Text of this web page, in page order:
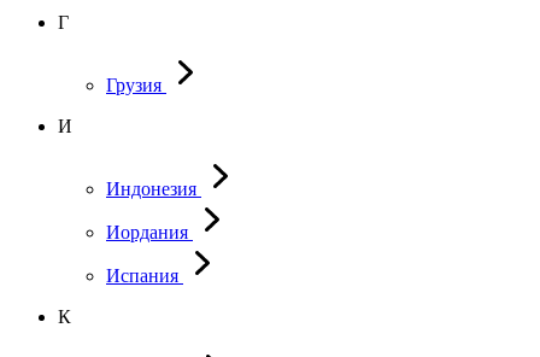
Г
Грузия
И
Индонезия
Иордания
Испания
К